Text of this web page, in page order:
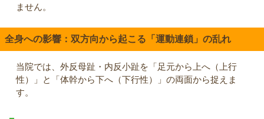
ません。
全身への影響：双方向から起こる「運動連鎖」の乱れ
当院では、外反母趾・内反小趾を「足元から上へ（上行
性）」と「体幹から下へ（下行性）」の両面から捉えま
す。